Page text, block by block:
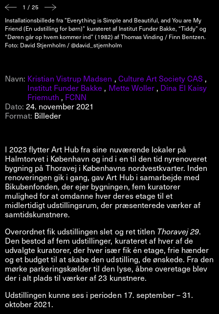
1 / 25
Installationsbillede fra ”Everything is Simple and Beautiful, and You are My
Friend (En udstilling for børn)” kurateret af Institut Funder Bakke, “Tiddy” og
“Døren går op hvem kommer ind” (1982) af Thomas Vinding / Finn Bentzen.
Foto: David Stjernholm / @david_stjernholm
Navn: Kristian Vistrup Madsen , Culture Art Society CAS ,
Institut Funder Bakke , Mette Woller , Dina El Kaisy
Friemuth , FCNN
Dato:24. november 2021
Format: Billeder
I 2023 flytter Art Hub fra sine nuværende lokaler på
Halmtorvet i København og ind i en til den tid nyrenoveret
bygning på Thoravej i Københavns nordvestkvarter. Inden
renoveringen gik i gang, gav Art Hub i samarbejde med
Bikubenfonden, der ejer bygningen, fem kuratorer
mulighed for at omdanne hver deres etage til et
midlertidigt udstillingsrum, der præsenterede værker af
samtidskunstnere.
Overordnet fik udstillingen slet og ret titlen Thoravej 29.
Den bestod af fem udstillinger, kurateret af hver af de
udvalgte kuratorer, der hver især fik én etage, frie hænder
og et budget til at skabe den udstilling, de ønskede. Fra den
mørke parkeringskælder til den lyse, åbne overetage blev
der i alt plads til værker af 23 kunstnere.
Udstillingen kunne ses i perioden 17. september – 31.
oktober 2021.